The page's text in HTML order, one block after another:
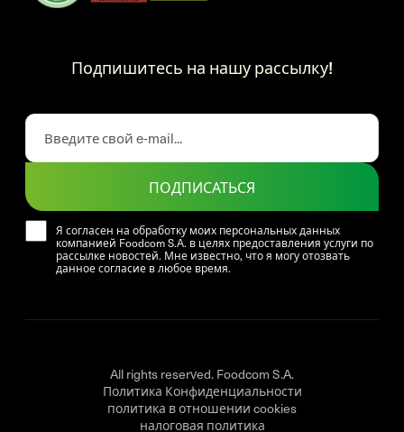
Подпишитесь на нашу рассылку!
Я согласен на обработку моих персональных данных
компанией Foodcom S.A. в целях предоставления услуги по
рассылке новостей. Мне известно, что я могу отозвать
данное согласие в любое время.
ПОДПИСАТЬСЯ
All rights reserved. Foodcom S.A.
Политика Конфиденциальности
политика в отношении cookies
налоговая политика